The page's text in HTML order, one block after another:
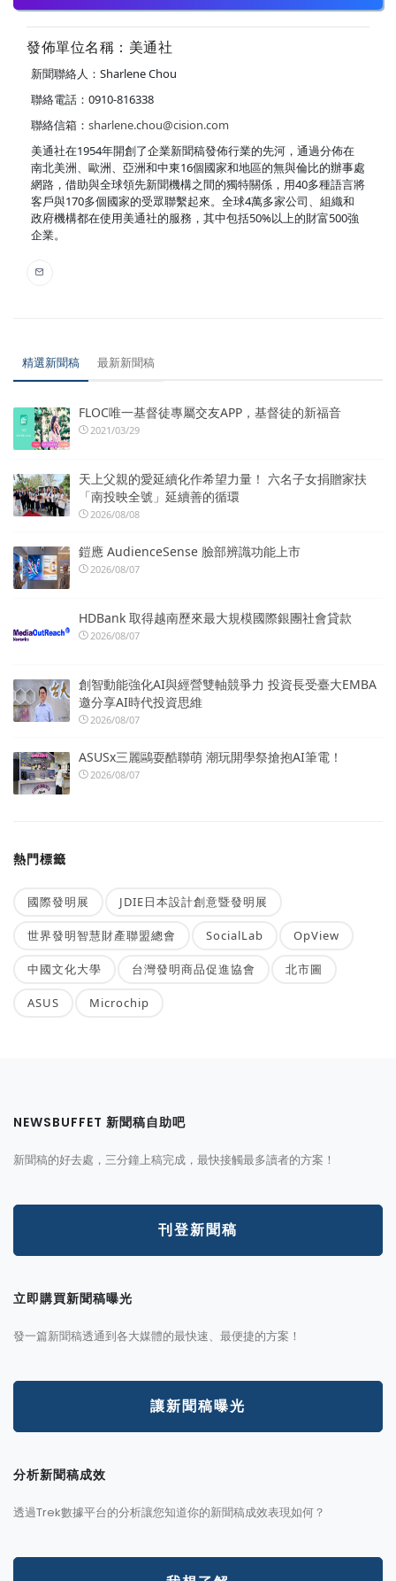
發佈單位名稱：美通社
新聞聯絡人：Sharlene Chou
聯絡電話：0910-816338
聯絡信箱： sharlene.chou@cision.com
美通社在1954年開創了企業新聞稿發佈行業的先河，通過分佈在
南北美洲、歐洲、亞洲和中東16個國家和地區的無與倫比的辦事處
網路，借助與全球領先新聞機構之間的獨特關係，用40多種語言將
客戶與170多個國家的受眾聯繫起來。全球4萬多家公司、組織和
政府機構都在使用美通社的服務，其中包括50%以上的財富500強
企業。
精選新聞稿 最新新聞稿
FLOC唯一基督徒專屬交友APP，基督徒的新福音
2021/03/29
天上父親的愛延續化作希望力量！ 六名子女捐贈家扶
「南投映全號」延續善的循環
2026/08/08
鎧應 AudienceSense 臉部辨識功能上市
2026/08/07
HDBank 取得越南歷來最大規模國際銀團社會貸款
2026/08/07
創智動能強化AI與經營雙軸競爭力 投資長受臺大EMBA
邀分享AI時代投資思維
2026/08/07
ASUSx三麗鷗耍酷聯萌 潮玩開學祭搶抱AI筆電！
2026/08/07
熱門標籤
國際發明展 JDIE日本設計創意暨發明展
世界發明智慧財產聯盟總會 SocialLab OpView
中國文化大學 台灣發明商品促進協會 北市圖
ASUS Microchip
NEWSBUFFET 新聞稿自助吧
新聞稿的好去處，三分鐘上稿完成，最快接觸最多讀者的方案！
刊登新聞稿
立即購買新聞稿曝光
發一篇新聞稿透通到各大媒體的最快速、最便捷的方案！
讓新聞稿曝光
分析新聞稿成效
透過Trek數據平台的分析讓您知道你的新聞稿成效表現如何？